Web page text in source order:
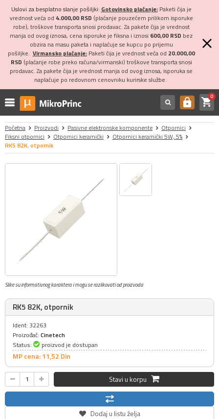
Uslovi za besplatno slanje pošiljki: Gotovinsko plaćanje:Paketi čija je
vrednost veća od 4.000,00 RSD (plaćanje pouzećem prilikom isporuke
robe), troškove transporta snosi prodavac. Za pakete čija je vrednost
manja od ovog iznosa, cena isporuke je fiksna i iznosi 600,00 RSD bez
obzira na masu paketa i naplaćuje se kupcu po prijemu
pošiljke. Virmansko plaćanje:Paketi čija je vrednost veća od 20.000,00
RSD (plaćanje robe preko računa/virmanski) troškove transporta snosi
prodavac. Za pakete čija je vrednost manja od ovog iznosa, isporuka se
naplaćuje po redovnom cenovniku kurirske službe.
https shopping_cart0
Početna Proizvodi Pasivne elektronske komponente
Otpornici
Fiksni otpornici
Otpornici keramički
Otpornici keramički 5W, 5%
RK5 82K, otpornik
Slike su informativnog karaktera i mogu se razlikovati od proizvoda
RK5 82K, otpornik
Ident: 32263
Proizođač: Cinetech
Status:
proizvod je dostupan
MP cena: 11,52 Din
Stavi u korpu
Dodaj u listu želja